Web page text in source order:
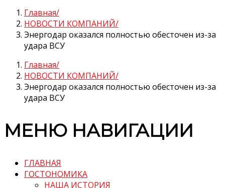
Главная
НОВОСТИ КОМПАНИЙ
Энергодар оказался полностью обесточен из-за
удара ВСУ
Главная
НОВОСТИ КОМПАНИЙ
Энергодар оказался полностью обесточен из-за
удара ВСУ
МЕНЮ НАВИГАЦИИ
ГЛАВНАЯ
ГОСТОНОМИКА
НАША ИСТОРИЯ